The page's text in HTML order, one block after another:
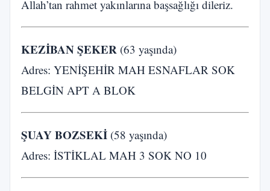
Allah’tan rahmet yakınlarına başsağlığı dileriz.
KEZİBAN ŞEKER (63 yaşında)
Adres: YENİŞEHİR MAH ESNAFLAR SOK
BELGİN APT A BLOK
ŞUAY BOZSEKİ (58 yaşında)
Adres: İSTİKLAL MAH 3 SOK NO 10